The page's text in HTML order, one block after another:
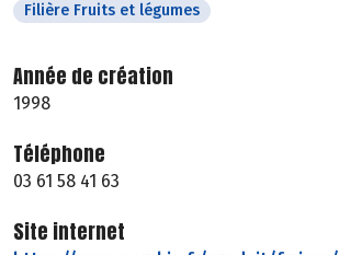
Filière Fruits et légumes
Année de création
1998
Téléphone
03 61 58 41 63
Site internet